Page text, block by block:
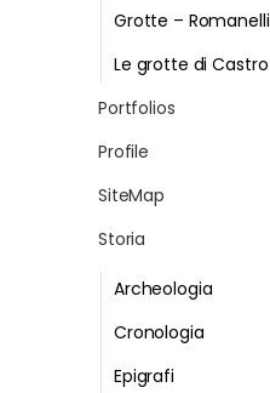
Grotte – Romanelli
Le grotte di Castro
Portfolios
Profile
SiteMap
Storia
Archeologia
Cronologia
Epigrafi